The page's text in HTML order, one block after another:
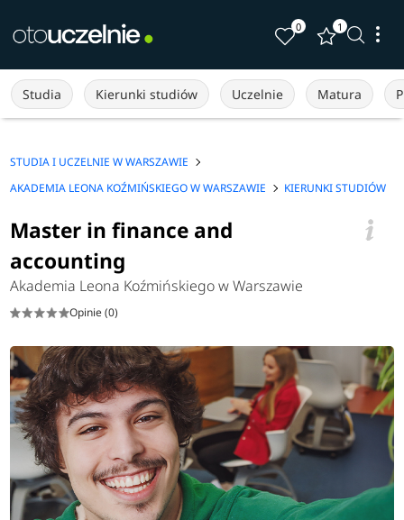
0 1
Studia Kierunki studiów Uczelnie Matura
STUDIA I UCZELNIE W WARSZAWIE
AKADEMIA LEONA KOŹMIŃSKIEGO W WARSZAWIE
KIERUNKI STUDIÓW
Master in finance and
accounting
Akademia Leona Koźmińskiego w Warszawie
Opinie (0)